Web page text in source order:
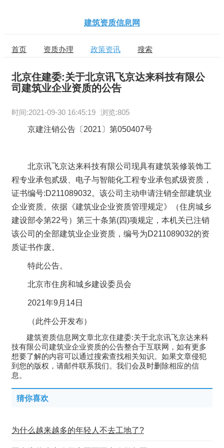
建筑资质信息网
首页 资质办理 政策资讯 搜索
北京住建委:关于北京讯飞京达来科技有限公
司建筑业企业资质的公告
时间:2021-09-30 16:45:19 浏览:805
京建注销公告〔2021〕第050407号
北京讯飞京达来科技有限公司现具有建筑装修装饰工
程专业承包贰级、电子与智能化工程专业承包贰级资质，
证书编号:D211089032。该公司主动申请注销全部建筑业
企业资质。依据《建筑业企业资质管理规定》（住房城乡
建设部令第22号）第三十条第(四)项规定，本机关已注销
该公司的全部建筑业企业资质，编号为D211089032的资
质证书作废。
特此公告。
北京市住房和城乡建设委员会
2021年9月14日
（此件公开发布）
建筑资质信息网文章北京住建委:关于北京讯飞京达来科
技有限公司建筑业企业资质的公告整合于互联网，如有更多
想要了解的内容可以通过搜索查找相关知识。如果文章侵犯
到您的版权，请邮件联系我们。我们会及时删除相应的信
息。
猜你喜欢
为什么越来越多的年轻人不去工地了?